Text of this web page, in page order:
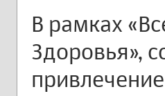
В рамках
Здоровья»,